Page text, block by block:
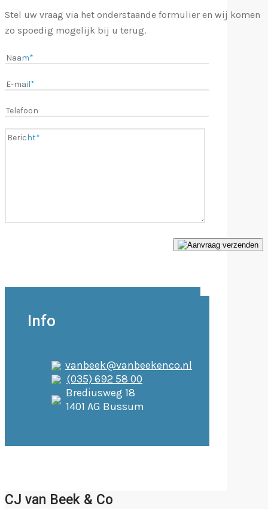
Stel uw vraag via het onderstaande formulier en wij komen
zo spoedig mogelijk bij u terug.
Aanvraag verzenden
Info
vanbeek@vanbeekenco.nl
(035) 692 58 00
Brediusweg 18
1401 AG Bussum
CJ van Beek & Co